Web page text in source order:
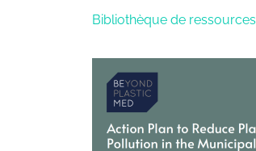
Bibliothèque de ressources